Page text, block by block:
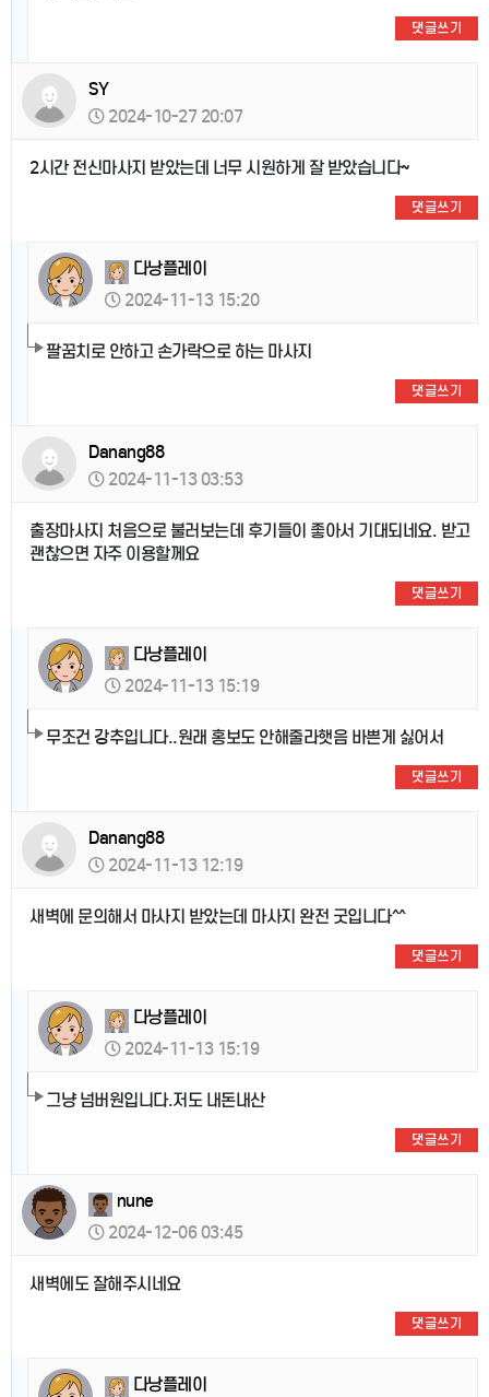
댓글쓰기
SY
2024-10-27 20:07
2시간 전신마사지 받았는데 너무 시원하게 잘 받았습니다~
댓글쓰기
다낭플레이
2024-11-13 15:20
팔꿈치로 안하고 손가락으로 하는 마사지
댓글쓰기
Danang88
2024-11-13 03:53
출장마사지 처음으로 불러보는데 후기들이 좋아서 기대되네요. 받고
괜찮으면 자주 이용할께요
댓글쓰기
다낭플레이
2024-11-13 15:19
무조건 강추입니다..원래 홍보도 안해줄라햇음 바쁜게 싫어서
댓글쓰기
Danang88
2024-11-13 12:19
새벽에 문의해서 마사지 받았는데 마사지 완전 굿입니다^^
댓글쓰기
다낭플레이
2024-11-13 15:19
그냥 넘버원입니다.저도 내돈내산
댓글쓰기
nune
2024-12-06 03:45
새벽에도 잘해주시네요
댓글쓰기
다낭플레이